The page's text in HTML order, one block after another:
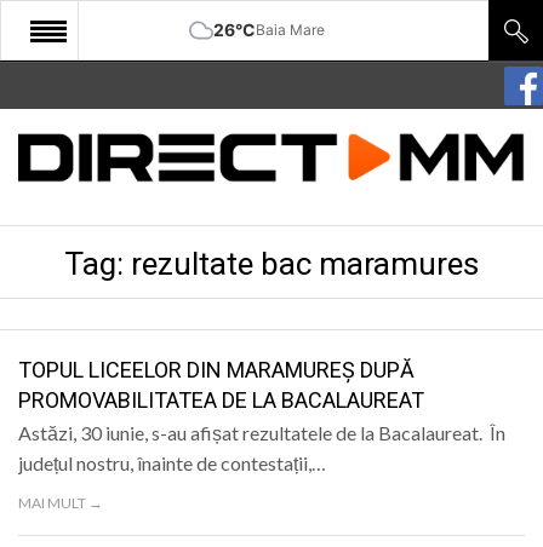
26°CBaia Mare
START
COMUNITATE
CULTURA
SANATATE
SPORT
SPECIAL
POLITIC
Tag: rezultate bac maramures
TOPUL LICEELOR DIN MARAMUREȘ DUPĂ
PROMOVABILITATEA DE LA BACALAUREAT
Astăzi, 30 iunie, s-au afișat rezultatele de la Bacalaureat. În
județul nostru, înainte de contestații,…
MAI MULT →